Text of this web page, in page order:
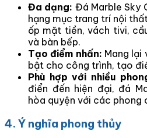
Đa dạng: Đá Marble Sky
hạng mục trang trí nội
ốp mặt tiền, vách tivi,
và bàn bếp.
Tạo điểm nhấn: Mang lại
bật cho công trình, tạo
Phù hợp với nhiều
điển đến hiện đại, đá
hòa quyện với các phong
4. Ý nghĩa phong thủy